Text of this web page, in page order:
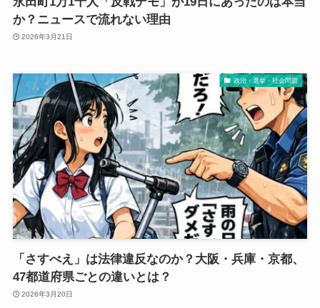
か？ニュースで流れない理由
2026年3月21日
政治・選挙・社会問題
「さすべえ」は法律違反なのか？大阪・兵庫・京都、
47都道府県ごとの違いとは？
2026年3月20日